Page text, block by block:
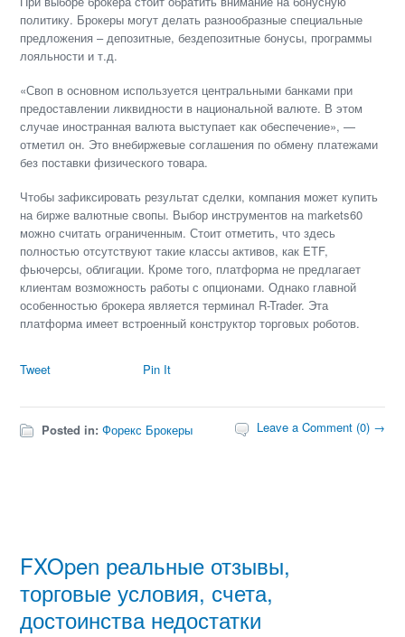
политику. Брокеры могут делать разнообразные специальные
предложения – депозитные, бездепозитные бонусы, программы
лояльности и т.д.
«Своп в основном используется центральными банками при
предоставлении ликвидности в национальной валюте. В этом
случае иностранная валюта выступает как обеспечение», —
отметил он. Это внебиржевые соглашения по обмену платежами
без поставки физического товара.
Чтобы зафиксировать результат сделки, компания может купить
на бирже валютные свопы. Выбор инструментов на markets60
можно считать ограниченным. Стоит отметить, что здесь
полностью отсутствуют такие классы активов, как ETF,
фьючерсы, облигации. Кроме того, платформа не предлагает
клиентам возможность работы с опционами. Однако главной
особенностью брокера является терминал R-Trader. Эта
платформа имеет встроенный конструктор торговых роботов.
Tweet Pin It
Posted in: Форекс Брокеры Leave a Comment (0) →
FXOpen реальные отзывы,
торговые условия, счета,
достоинства недостатки